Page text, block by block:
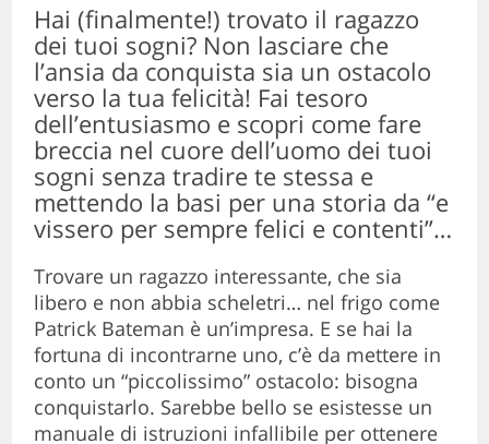
Hai (finalmente!) trovato il ragazzo
dei tuoi sogni? Non lasciare che
l’ansia da conquista sia un ostacolo
verso la tua felicità! Fai tesoro
dell’entusiasmo e scopri come fare
breccia nel cuore dell’uomo dei tuoi
sogni senza tradire te stessa e
mettendo la basi per una storia da “e
vissero per sempre felici e contenti”…
Trovare un ragazzo interessante, che sia
libero e non abbia scheletri… nel frigo come
Patrick Bateman è un’impresa. E se hai la
fortuna di incontrarne uno, c’è da mettere in
conto un “piccolissimo” ostacolo: bisogna
conquistarlo. Sarebbe bello se esistesse un
manuale di istruzioni infallibile per ottenere